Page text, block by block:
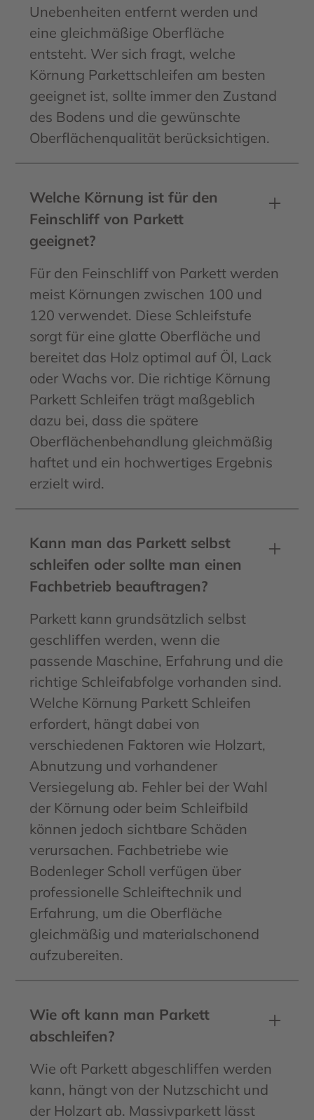
Unebenheiten entfernt werden und
eine gleichmäßige Oberfläche
entsteht. Wer sich fragt, welche
Körnung Parkettschleifen am besten
geeignet ist, sollte immer den Zustand
des Bodens und die gewünschte
Oberflächenqualität berücksichtigen.
Welche Körnung ist für den
Feinschliff von Parkett
geeignet?
Für den Feinschliff von Parkett werden
meist Körnungen zwischen 100 und
120 verwendet. Diese Schleifstufe
sorgt für eine glatte Oberfläche und
bereitet das Holz optimal auf Öl, Lack
oder Wachs vor. Die richtige Körnung
Parkett Schleifen trägt maßgeblich
dazu bei, dass die spätere
Oberflächenbehandlung gleichmäßig
haftet und ein hochwertiges Ergebnis
erzielt wird.
Kann man das Parkett selbst
schleifen oder sollte man einen
Fachbetrieb beauftragen?
Parkett kann grundsätzlich selbst
geschliffen werden, wenn die
passende Maschine, Erfahrung und die
richtige Schleifabfolge vorhanden sind.
Welche Körnung Parkett Schleifen
erfordert, hängt dabei von
verschiedenen Faktoren wie Holzart,
Abnutzung und vorhandener
Versiegelung ab. Fehler bei der Wahl
der Körnung oder beim Schleifbild
können jedoch sichtbare Schäden
verursachen. Fachbetriebe wie
Bodenleger Scholl verfügen über
professionelle Schleiftechnik und
Erfahrung, um die Oberfläche
gleichmäßig und materialschonend
aufzubereiten.
Wie oft kann man Parkett
abschleifen?
Wie oft Parkett abgeschliffen werden
kann, hängt von der Nutzschicht und
der Holzart ab. Massivparkett lässt